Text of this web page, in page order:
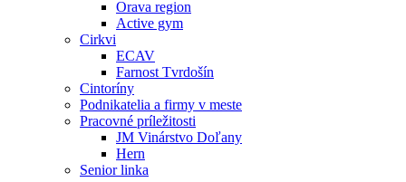
Orava region
Active gym
Cirkvi
ECAV
Farnost Tvrdošín
Cintoríny
Podnikatelia a firmy v meste
Pracovné príležitosti
JM Vinárstvo Doľany
Hern
Senior linka